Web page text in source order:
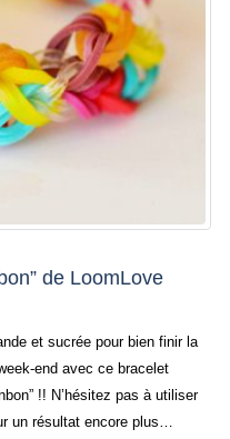
de LoomLove
et sucrée pour bien finir la
end avec ce bracelet
!! N’hésitez pas à utiliser
un résultat encore plus…